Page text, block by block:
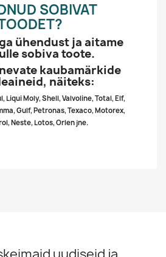
SOBIVAT
ühendust ja aitame
sobiva toote.
kaubamärkide
näiteks:
Liqui Moly, Shell, Valvoline, Total, Elf,
Gulf, Petronas, Texaco, Motorex,
Neste, Lotos, Orlen jne.